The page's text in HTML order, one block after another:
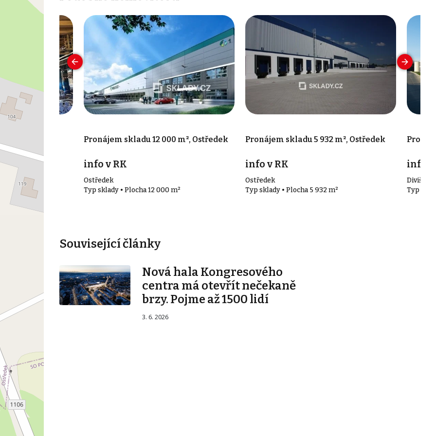
m², Benešov
m²
Pronájem skladu 12 000 m², Ostředek
info v RK
Ostředek
Typ sklady • Plocha 12 000 m²
Pronájem skladu 5 932 m², Ostředek
info v RK
Ostředek
Typ sklady • Plocha 5 932 m²
info v
Divišov
Typ
Související články
Nová hala Kongresového
centra má otevřít nečekaně
brzy. Pojme až 1500 lidí
3. 6. 2026